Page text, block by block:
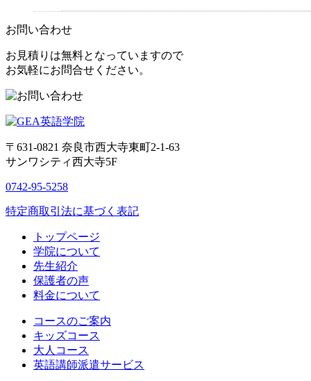
お問い合わせ
お見積りは無料となっていますので
お気軽にお問合せください。
〒631-0821 奈良市西大寺東町2-1-63
サンワシティ西大寺5F
0742-95-5258
特定商取引法に基づく表記
トップページ
学院について
先生紹介
保護者の声
料金について
コースのご案内
キッズコース
大人コース
英語講師派遣サービス